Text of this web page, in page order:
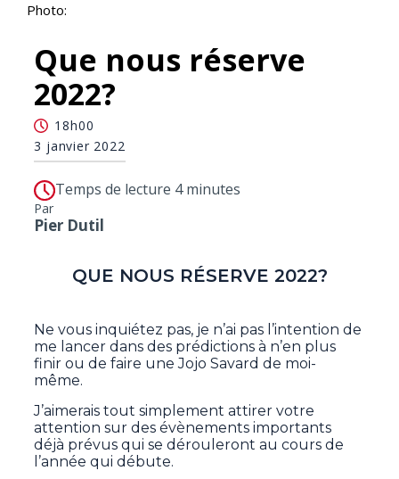
Photo:
Que nous réserve
2022?
18h00
3 janvier 2022
Temps de lecture 4 minutes
Par
Pier Dutil
QUE NOUS RÉSERVE 2022?
Ne vous inquiétez pas, je n’ai pas l’intention de
me lancer dans des prédictions à n’en plus
finir ou de faire une Jojo Savard de moi-
même.
J’aimerais tout simplement attirer votre
attention sur des évènements importants
déjà prévus qui se dérouleront au cours de
l’année qui débute.